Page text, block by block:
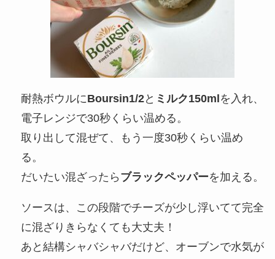
耐熱ボウルにBoursin1/2と ミルク150mlを入れ、
電子レンジで30秒くらい温める。
取り出して混ぜて、もう一度30秒くらい温め
る。
だいたい混ざったら ブラックペッパーを加える。
ソースは、この段階でチーズが少し浮いてて完全
に混ざりきらなくても大丈夫！
あと結構シャバシャバだけど、オーブンで水気が